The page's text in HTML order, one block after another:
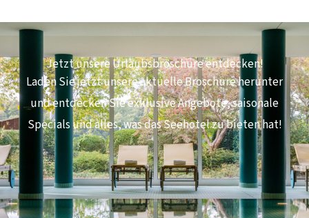
Jetzt unsere Urlaubsbroschüre entdecken!
Laden Sie jetzt unsere aktuelle Broschüre herunter
und entdecken Sie exklusive Angebote, saisonale
Specials und alles, was das Seehotel zu bieten hat!